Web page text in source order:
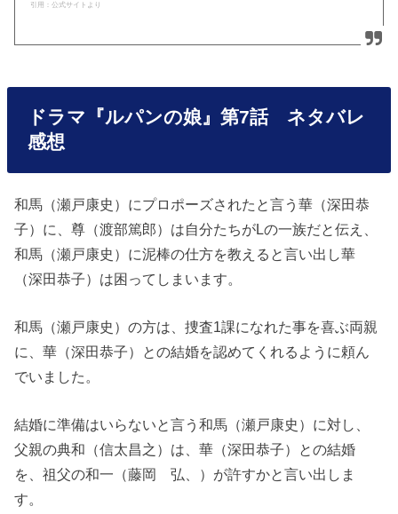
引用：公式サイトより
ドラマ『ルパンの娘』第7話 ネタバレ
感想
和馬（瀬戸康史）にプロポーズされたと言う華（深田恭
子）に、尊（渡部篤郎）は自分たちがLの一族だと伝え、
和馬（瀬戸康史）に泥棒の仕方を教えると言い出し華
（深田恭子）は困ってしまいます。
和馬（瀬戸康史）の方は、捜査1課になれた事を喜ぶ両親
に、華（深田恭子）との結婚を認めてくれるように頼ん
でいました。
結婚に準備はいらないと言う和馬（瀬戸康史）に対し、
父親の典和（信太昌之）は、華（深田恭子）との結婚
を、祖父の和一（藤岡 弘、）が許すかと言い出しま
す。